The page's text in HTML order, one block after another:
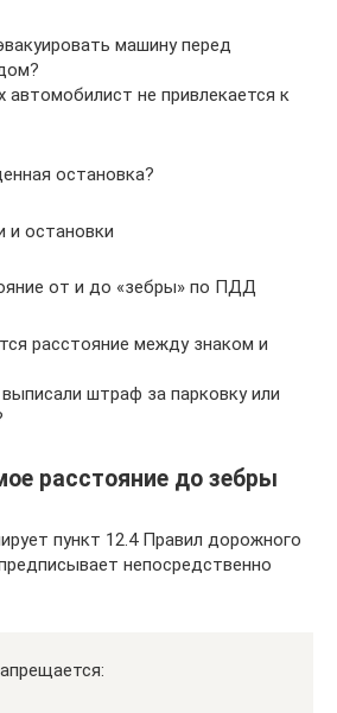
машину перед
автомобилист не привлекается к
остановка?
и остановки
от и до «зебры» по ПДД
расстояние между знаком и
штраф за парковку или
расстояние до зебры
пункт 12.4 Правил дорожного
непосредственно